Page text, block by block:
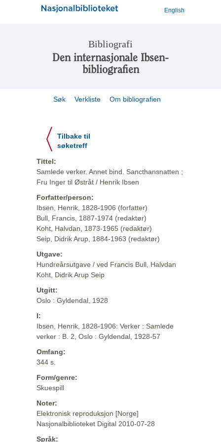
English
Bibliografi
Den internasjonale Ibsen-
bibliografien
Søk Verkliste Om bibliografien
Tilbake til
søketreff
Tittel:
Samlede verker. Annet bind. Sancthansnatten ;
Fru Inger til Østråt / Henrik Ibsen
Forfatter/person:
Ibsen, Henrik, 1828-1906 (forfatter)
Bull, Francis, 1887-1974 (redaktør)
Koht, Halvdan, 1873-1965 (redaktør)
Seip, Didrik Arup, 1884-1963 (redaktør)
Utgave:
Hundreårsutgave / ved Francis Bull, Halvdan
Koht, Didrik Arup Seip
Utgitt:
Oslo : Gyldendal, 1928
I:
Ibsen, Henrik, 1828-1906: Verker : Samlede
verker : B. 2, Oslo : Gyldendal, 1928-57
Omfang:
344 s.
Form/genre:
Skuespill
Noter:
Elektronisk reproduksjon [Norge]
Nasjonalbiblioteket Digital 2010-07-28
Språk: